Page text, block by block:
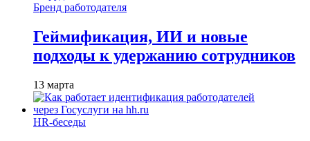
Бренд работодателя
Геймификация, ИИ и новые
подходы к удержанию сотрудников
13 марта
HR-беседы